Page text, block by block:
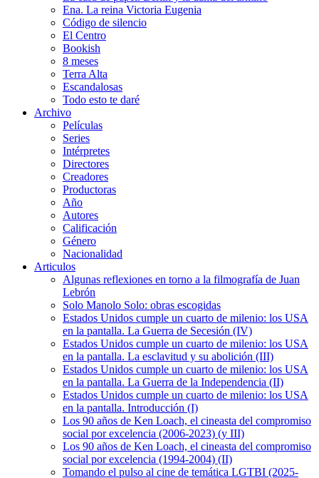
Ena. La reina Victoria Eugenia
Código de silencio
El Centro
Bookish
8 meses
Terra Alta
Escandalosas
Todo esto te daré
Archivo
Películas
Series
Intérpretes
Directores
Creadores
Productoras
Año
Autores
Calificación
Género
Nacionalidad
Articulos
Algunas reflexiones en torno a la filmografía de Juan
Lebrón
Solo Manolo Solo: obras escogidas
Estados Unidos cumple un cuarto de milenio: los USA
en la pantalla. La Guerra de Secesión (IV)
Estados Unidos cumple un cuarto de milenio: los USA
en la pantalla. La esclavitud y su abolición (III)
Estados Unidos cumple un cuarto de milenio: los USA
en la pantalla. La Guerra de la Independencia (II)
Estados Unidos cumple un cuarto de milenio: los USA
en la pantalla. Introducción (I)
Los 90 años de Ken Loach, el cineasta del compromiso
social por excelencia (2006-2023) (y III)
Los 90 años de Ken Loach, el cineasta del compromiso
social por excelencia (1994-2004) (II)
Tomando el pulso al cine de temática LGTBI (2025-